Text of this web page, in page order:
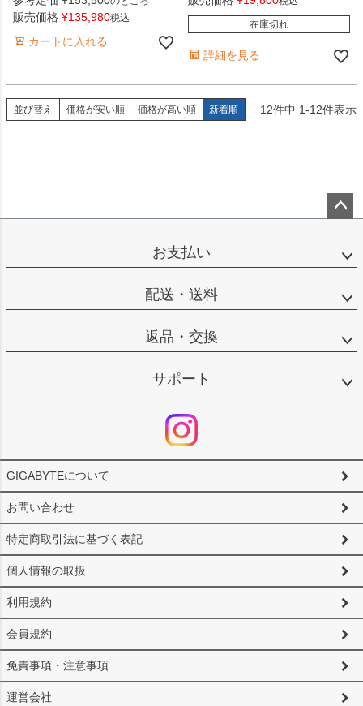
販売価格 ¥135,980税込
カートに入れる
在庫切れ
詳細を見る
並び替え 価格が安い順 価格が高い順 新着順 12件中 1-12件表示
ップ
お支払い
配送・送料
返品・交換
サポート
GIGABYTEについて
お問い合わせ
特定商取引法に基づく表記
個人情報の取扱
利用規約
会員規約
免責事項・注意事項
運営会社